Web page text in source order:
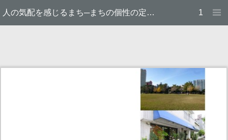
人の気配を感じるまち─まちの個性の定量化 1